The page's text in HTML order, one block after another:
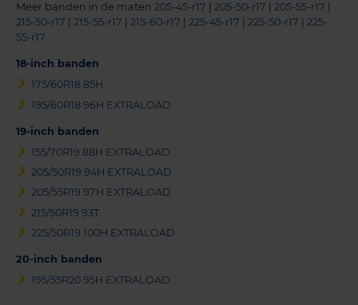
Meer banden in de maten 205-45-r17 205-50-r17 205-55-r17
215-50-r17
215-55-r17 215-60-r17 225-45-r17 225-50-r17
225-
55-r17
18-inch banden
175/60R18 85H
195/60R18 96H EXTRALOAD
19-inch banden
155/70R19 88H EXTRALOAD
205/50R19 94H EXTRALOAD
205/55R19 97H EXTRALOAD
215/50R19 93T
225/50R19 100H EXTRALOAD
20-inch banden
195/55R20 95H EXTRALOAD